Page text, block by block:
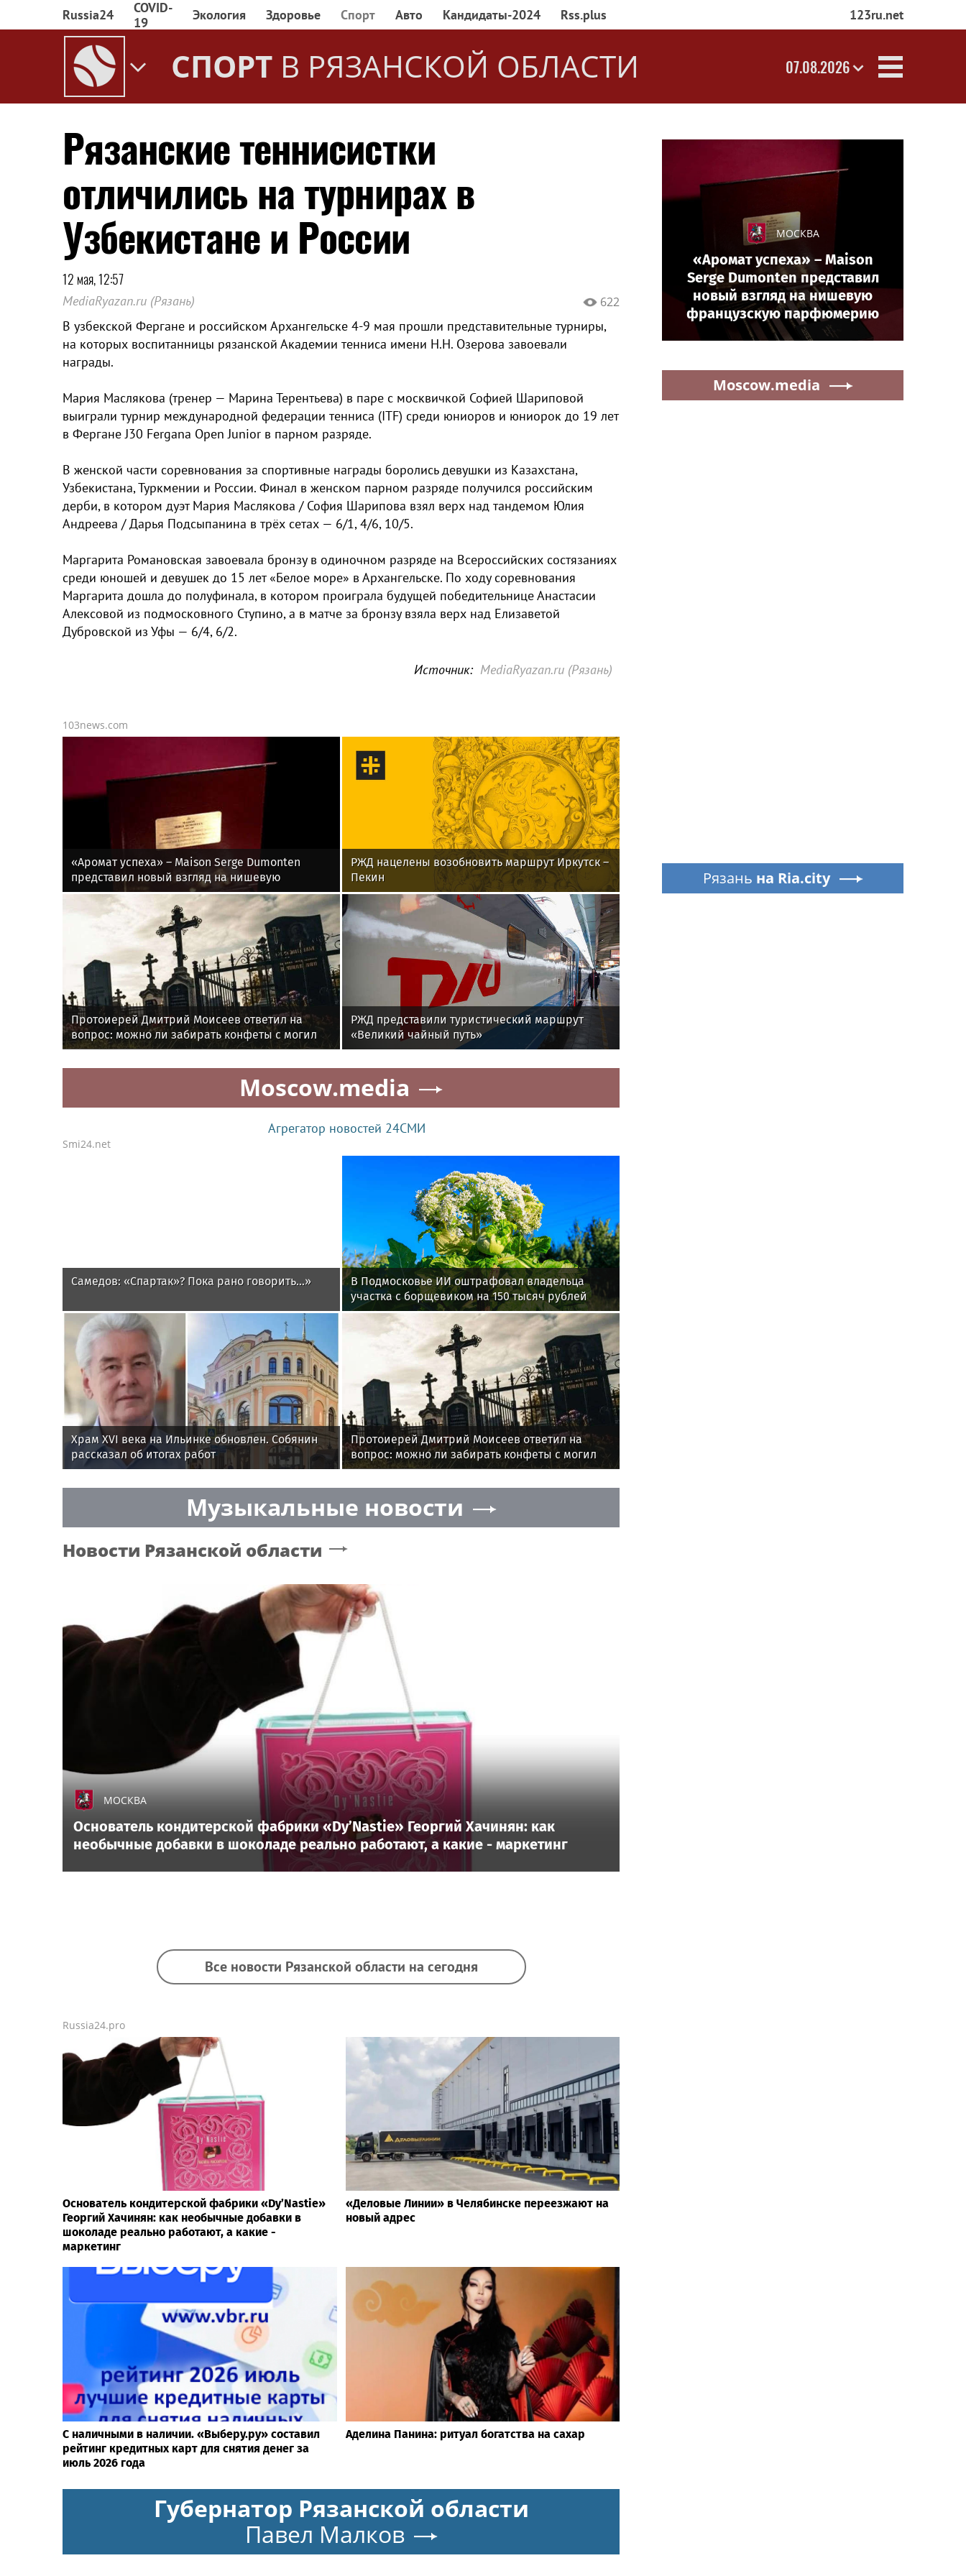
Russia24
COVID-
19
Экология Здоровье Спорт Авто Кандидаты-2024 Rss.plus 123ru.net
СПОРТ В РЯЗАНСКОЙ ОБЛАСТИ 07.08.2026
Рязанские теннисистки
отличились на турнирах в
Узбекистане и России
12 мая, 12:57
MediaRyazan.ru (Рязань) 622
В узбекской Фергане и российском Архангельске 4-9 мая прошли представительные турниры,
на которых воспитанницы рязанской Академии тенниса имени Н.Н. Озерова завоевали
награды.
Мария Маслякова (тренер — Марина Терентьева) в паре с москвичкой Софией Шариповой
выиграли турнир международной федерации тенниса (ITF) среди юниоров и юниорок до 19 лет
в Фергане J30 Fergana Open Junior в парном разряде.
В женской части соревнования за спортивные награды боролись девушки из Казахстана,
Узбекистана, Туркмении и России. Финал в женском парном разряде получился российским
дерби, в котором дуэт Мария Маслякова / София Шарипова взял верх над тандемом Юлия
Андреева / Дарья Подсыпанина в трёх сетах — 6/1, 4/6, 10/5.
Маргарита Романовская завоевала бронзу в одиночном разряде на Всероссийских состязаниях
среди юношей и девушек до 15 лет «Белое море» в Архангельске. По ходу соревнования
Маргарита дошла до полуфинала, в котором проиграла будущей победительнице Анастасии
Алексовой из подмосковного Ступино, а в матче за бронзу взяла верх над Елизаветой
Дубровской из Уфы — 6/4, 6/2.
Источник: MediaRyazan.ru (Рязань)
103news.com
«Аромат успеха» – Maison Serge Dumonten
представил новый взгляд на нишевую
французскую парфюмерию
РЖД нацелены возобновить маршрут Иркутск –
Пекин
Протоиерей Дмитрий Моисеев ответил на
вопрос: можно ли забирать конфеты с могил
РЖД представили туристический маршрут
«Великий чайный путь»
Moscow.media
Агрегатор новостей 24СМИ
Smi24.net
Самедов: «Спартак»? Пока рано говорить...»
В Подмосковье ИИ оштрафовал владельца
участка с борщевиком на 150 тысяч рублей
Храм XVI века на Ильинке обновлен. Собянин
рассказал об итогах работ
Протоиерей Дмитрий Моисеев ответил на
вопрос: можно ли забирать конфеты с могил
Музыкальные новости
Новости Рязанской области
МОСКВА
Основатель кондитерской фабрики «Dy’Nastie» Георгий Хачинян: как
необычные добавки в шоколаде реально работают, а какие - маркетинг
Все новости Рязанской области на сегодня
Russia24.pro
Основатель кондитерской фабрики «Dy’Nastie»
Георгий Хачинян: как необычные добавки в
шоколаде реально работают, а какие -
маркетинг
«Деловые Линии» в Челябинске переезжают на
новый адрес
С наличными в наличии. «Выберу.ру» составил
рейтинг кредитных карт для снятия денег за
июль 2026 года
Аделина Панина: ритуал богатства на сахар
Губернатор Рязанской области
Павел Малков
МОСКВА
«Аромат успеха» – Maison
Serge Dumonten представил
новый взгляд на нишевую
французскую парфюмерию
Moscow.media
Рязань на Ria.city